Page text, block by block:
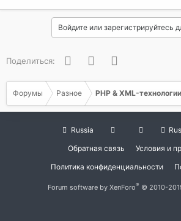
Войдите или зарегистрируйтесь
Поделиться: FacebookTwitter
Форумы Разное PHP & XML-технологии
Russia
Обратная связь
Условия и
Политика конфиденциальности
Forum software by XenForo® © 2010-